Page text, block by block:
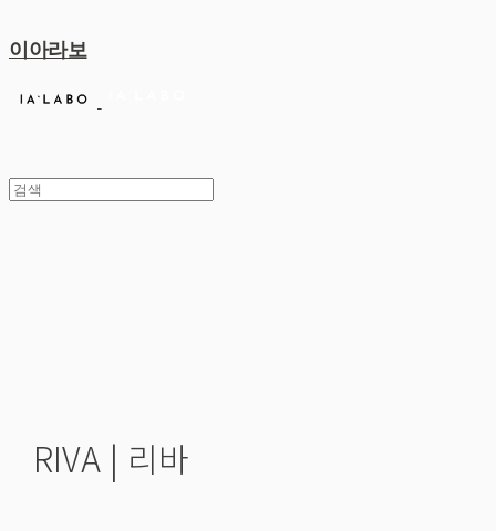
이아라보
RIVA | 리바